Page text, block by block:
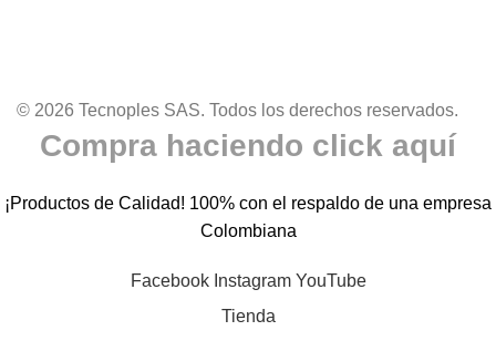
© 2026 Tecnoples SAS. Todos los derechos reservados.
Compra haciendo click aquí
¡Productos de Calidad! 100% con el respaldo de una empresa
Colombiana
Facebook Instagram YouTube
Tienda